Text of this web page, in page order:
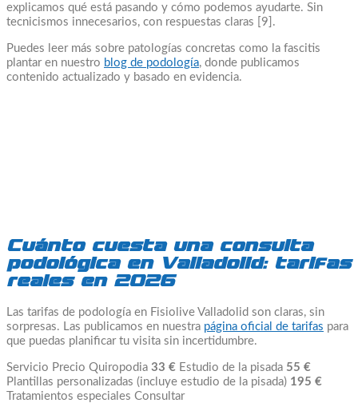
explicamos qué está pasando y cómo podemos ayudarte. Sin
tecnicismos innecesarios, con respuestas claras [9].
Puedes leer más sobre patologías concretas como la fascitis
plantar en nuestro blog de podología, donde publicamos
contenido actualizado y basado en evidencia.
Cuánto cuesta una consulta
podológica en Valladolid: tarifas
reales en 2026
Las tarifas de podología en Fisiolive Valladolid son claras, sin
sorpresas. Las publicamos en nuestra página oficial de tarifas para
que puedas planificar tu visita sin incertidumbre.
Servicio Precio Quiropodia 33 € Estudio de la pisada 55 €
Plantillas personalizadas (incluye estudio de la pisada) 195 €
Tratamientos especiales Consultar